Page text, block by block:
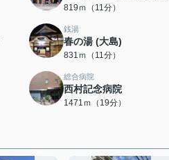
819ｍ（11分）
銭湯
春の湯 (大島)
831ｍ（11分）
総合病院
西村記念病院
1471ｍ（19分）